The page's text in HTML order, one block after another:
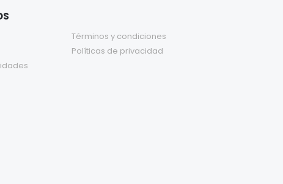
Términos y condiciones
Políticas de privacidad